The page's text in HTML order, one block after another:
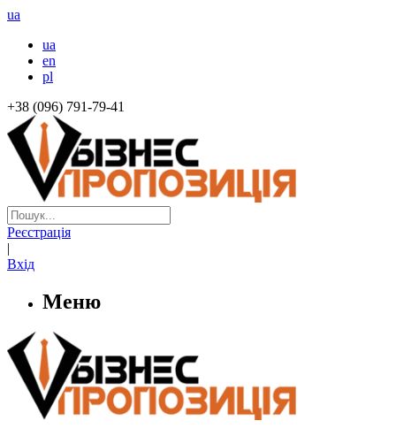
ua
ua
en
pl
+38 (096) 791-79-41
Реєстрація
|
Вхід
Меню